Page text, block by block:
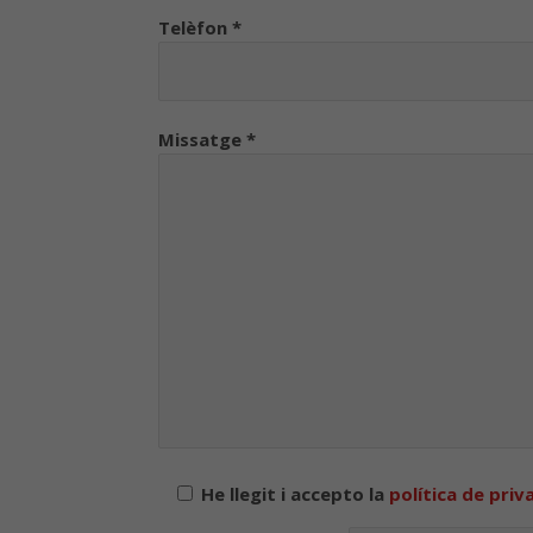
Telèfon *
Missatge *
He llegit i accepto la política de